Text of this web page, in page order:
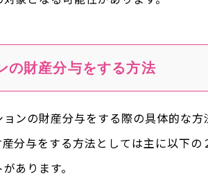
の財産分与をする方法
ンの財産分与をする際の具体的な方
分与をする方法としては主に以下の
あります。